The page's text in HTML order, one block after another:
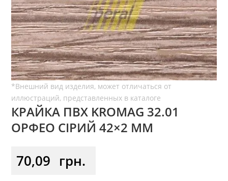
КРАЙКА ПВХ KROMAG 32.01
ОРФЕО СІРИЙ 42×2 ММ
70,09 грн.